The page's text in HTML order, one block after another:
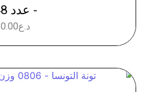
- عدد 48
د.ع0.00